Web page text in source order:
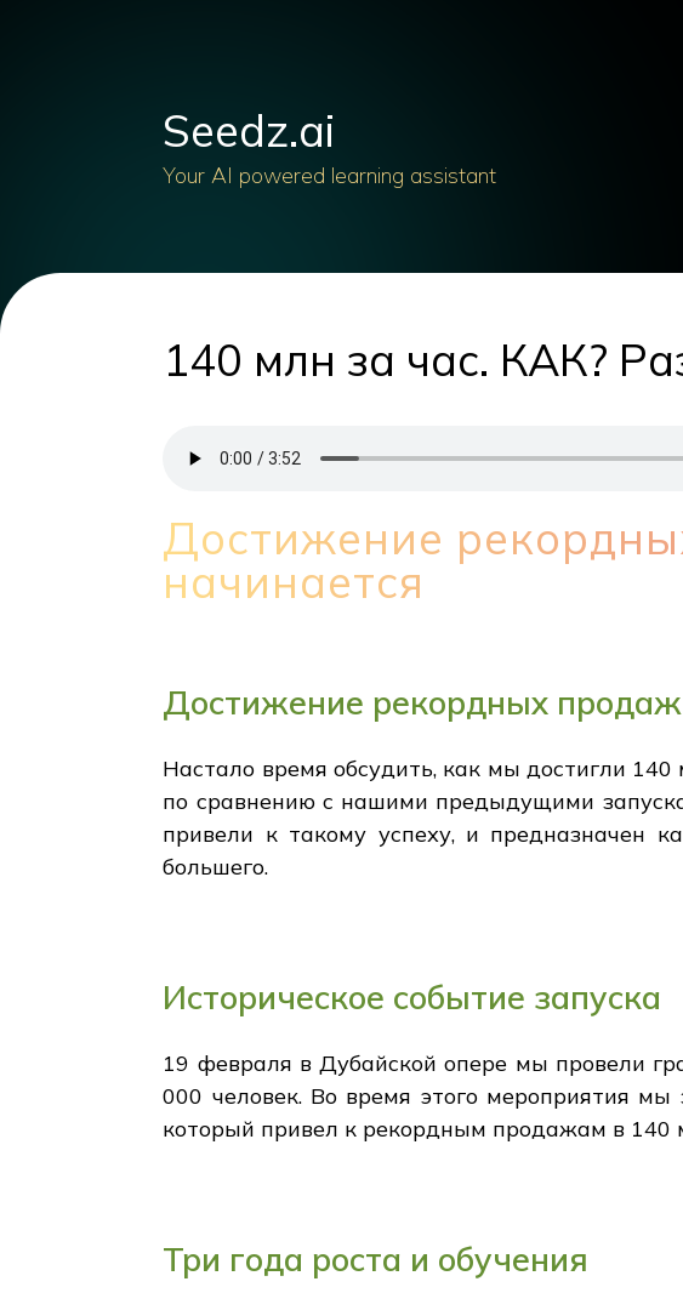
Seedz.ai
Your AI powered learning assistant
140 млн за час. КАК?
Достижение
начинается
Достижение рекордных
Настало время обсудить, как мы достигли
по сравнению с нашими предыдущими
привели к такому успеху, и предназначен
большего.
Историческое событие запуска
19 февраля в Дубайской опере мы провели
000 человек. Во время этого мероприятия
который привел к рекордным продажам в 140
Три года роста и обучения